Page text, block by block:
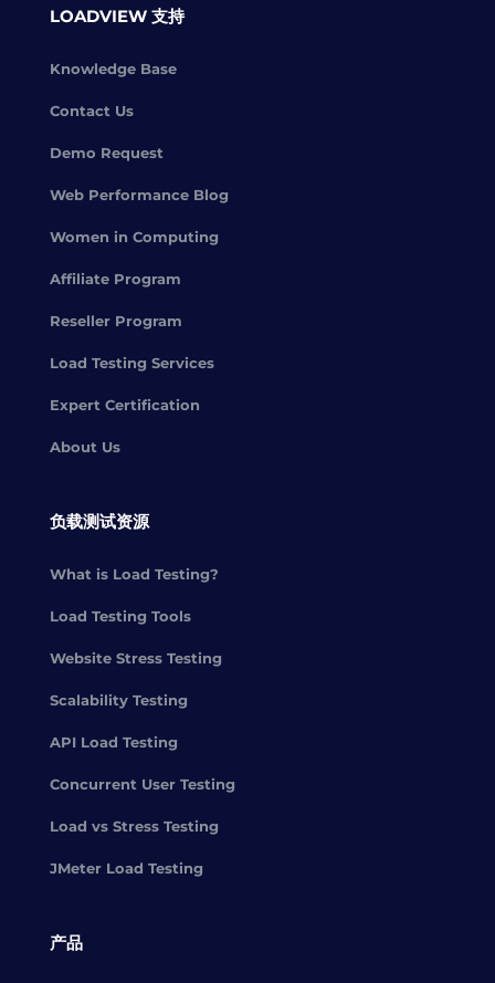
LOADVIEW 支持
Knowledge Base
Contact Us
Demo Request
Web Performance Blog
Women in Computing
Affiliate Program
Reseller Program
Load Testing Services
Expert Certification
About Us
负载测试资源
What is Load Testing?
Load Testing Tools
Website Stress Testing
Scalability Testing
API Load Testing
Concurrent User Testing
Load vs Stress Testing
JMeter Load Testing
产品